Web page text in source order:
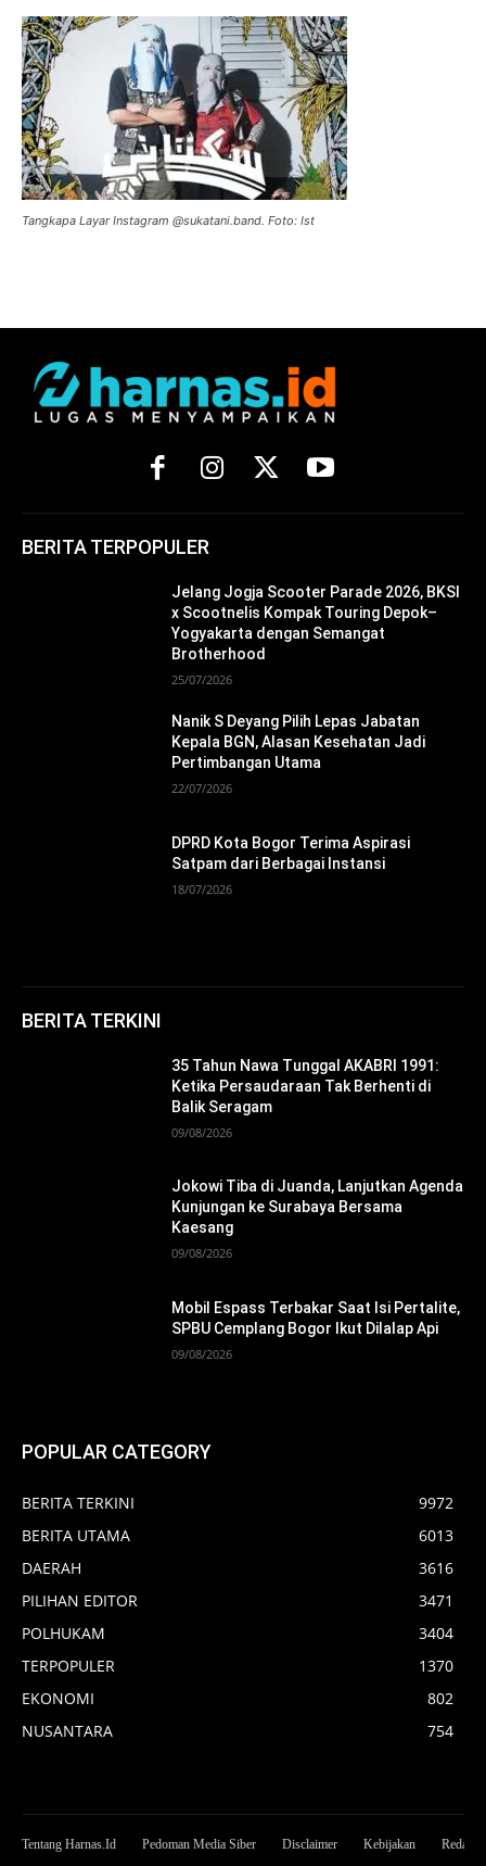
Tangkapa Layar Instagram @sukatani.band. Foto: Ist
BERITA TERPOPULER
Jelang Jogja Scooter Parade 2026, BKSI
x Scootnelis Kompak Touring Depok–
Yogyakarta dengan Semangat
Brotherhood
25/07/2026
Nanik S Deyang Pilih Lepas Jabatan
Kepala BGN, Alasan Kesehatan Jadi
Pertimbangan Utama
22/07/2026
DPRD Kota Bogor Terima Aspirasi
Satpam dari Berbagai Instansi
18/07/2026
BERITA TERKINI
35 Tahun Nawa Tunggal AKABRI 1991:
Ketika Persaudaraan Tak Berhenti di
Balik Seragam
09/08/2026
Jokowi Tiba di Juanda, Lanjutkan Agenda
Kunjungan ke Surabaya Bersama
Kaesang
09/08/2026
Mobil Espass Terbakar Saat Isi Pertalite,
SPBU Cemplang Bogor Ikut Dilalap Api
09/08/2026
POPULAR CATEGORY
BERITA TERKINI
9972
BERITA UTAMA
6013
DAERAH
3616
PILIHAN EDITOR
3471
POLHUKAM
3404
TERPOPULER
1370
EKONOMI
802
NUSANTARA
754
Tentang Harnas.Id Pedoman Media Siber Disclaimer Kebijakan Redaksi